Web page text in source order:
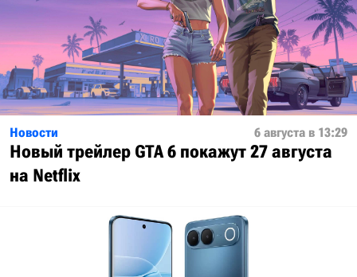
Новости 6 августа в 13:29
Новый трейлер GTA 6 покажут 27 августа
на Netflix